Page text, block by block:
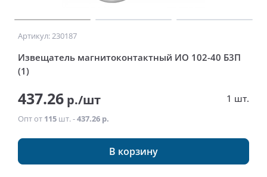
Артикул: 230187
Извещатель магнитоконтактный ИО 102-40 Б3П
(1)
437.26 р./шт 1 шт.
Опт от 115 шт. -437.26 р.
В корзину